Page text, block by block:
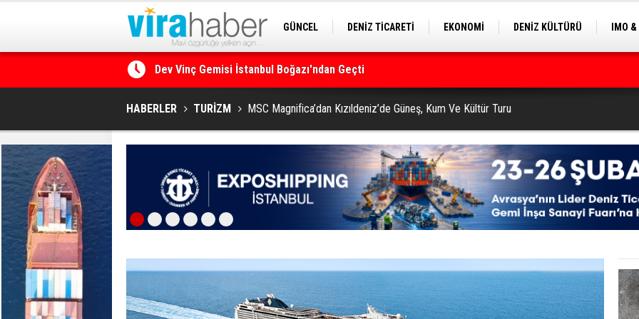
GÜNCEL DENİZ TİCARETİ EKONOMİ DENİZ KÜLTÜRÜ
IMO
Ege Denizi’nin En Büyük Mercan Ormanı
HABERLER TURİZM MSC Magnifica’dan Kızıldeniz’de Güneş, Kum Ve Kültür Turu